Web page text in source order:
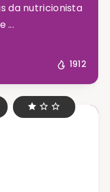
da nutricionista
...
1912